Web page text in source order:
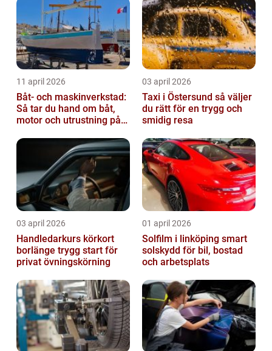
11 april 2026
Båt- och maskinverkstad:
Så tar du hand om båt,
motor och utrustning på
03 april 2026
Taxi i Östersund så väljer
du rätt för en trygg och
smidig resa
03 april 2026
Handledarkurs körkort
borlänge trygg start för
privat övningskörning
01 april 2026
Solfilm i linköping smart
solskydd för bil, bostad
och arbetsplats